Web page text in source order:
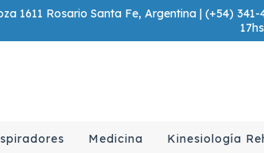
1611 Rosario Santa Fe, Argentina | (+54) 341-
Medicina Kinesiología